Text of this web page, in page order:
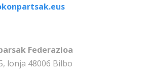
Federazioa
lonja 48006 Bilbo